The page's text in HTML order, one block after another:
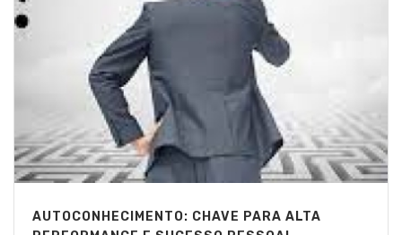
AUTOCONHECIMENTO: CHAVE PARA ALTA